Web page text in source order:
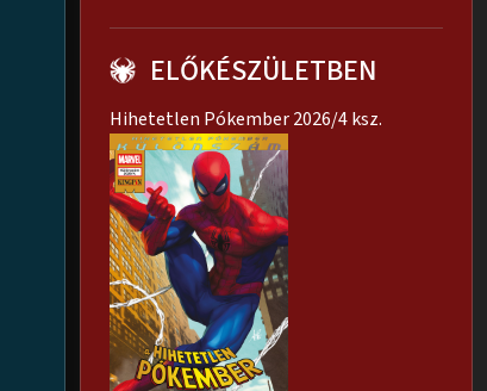
ELŐKÉSZÜLETBEN
Hihetetlen Pókember 2026/4 ksz.